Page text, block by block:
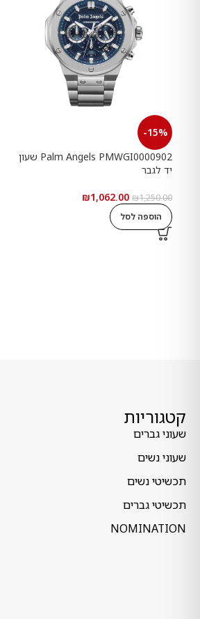
-15%
Palm Angels PMWGI0000902 שעון
יד לגבר
₪1,250.00
₪1,062.00
הוספה לסל
קטגוריות
שעוני גברים
שעוני נשים
תכשיטי נשים
תכשיטי גברים
NOMINATION